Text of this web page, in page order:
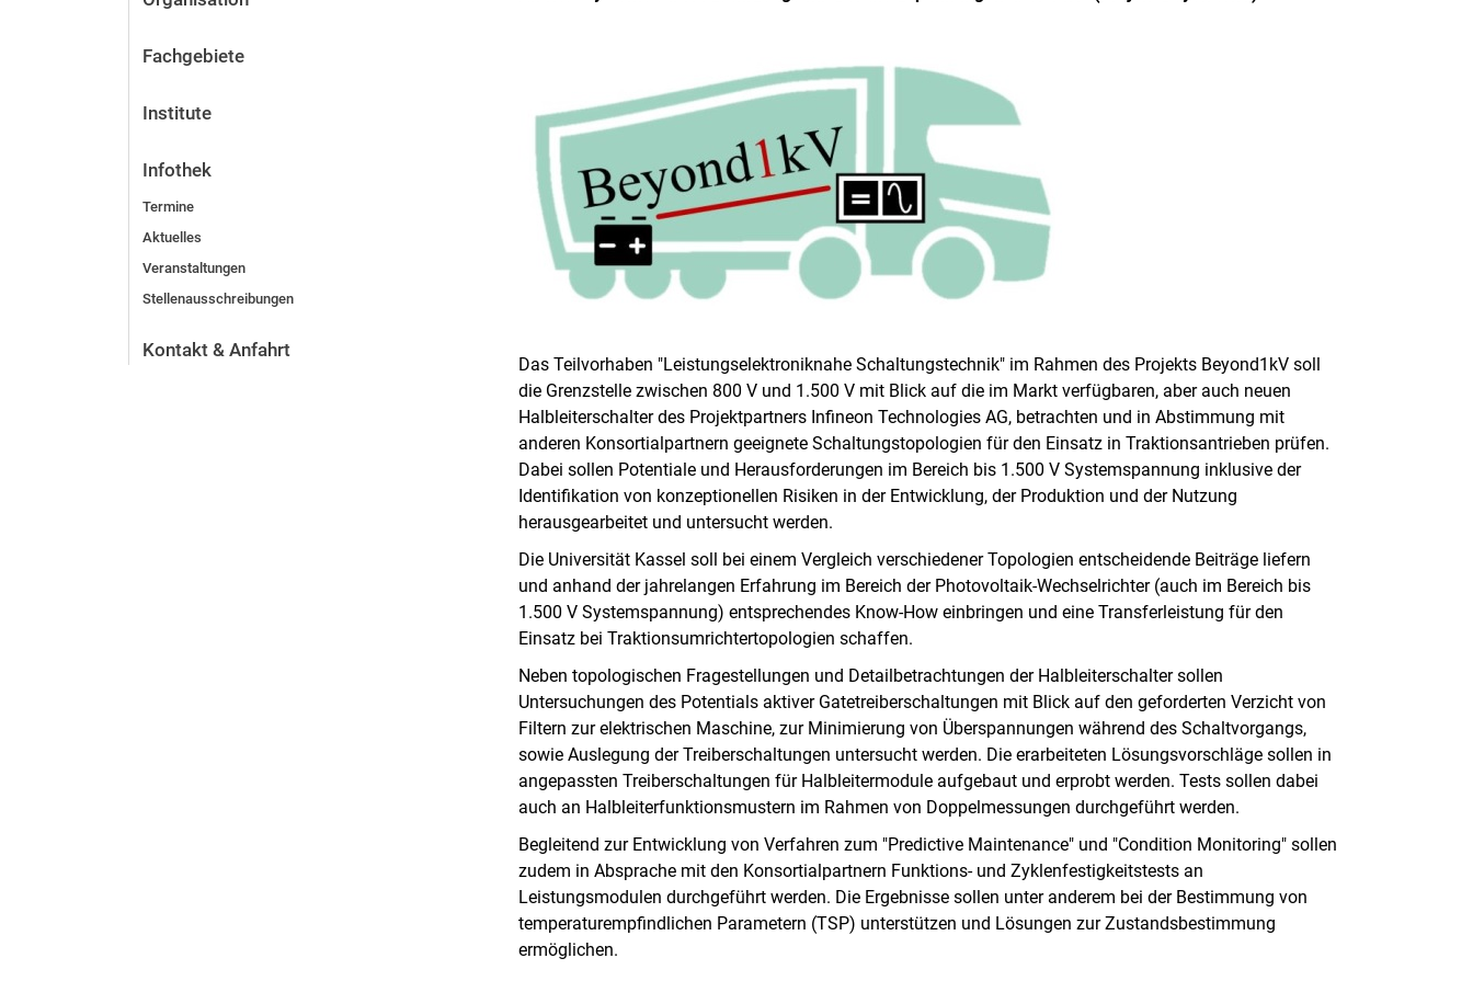
Fachgebiete
Institute
Infothek
Termine
Aktuelles
Veranstaltungen
Stellenausschreibungen
Kontakt & Anfahrt
Das Teilvorhaben "Leistungselektroniknahe Schaltungstechnik" im Rahmen des Projekts Beyond1kV soll
die Grenzstelle zwischen 800 V und 1.500 V mit Blick auf die im Markt verfügbaren, aber auch neuen
Halbleiterschalter des Projektpartners Infineon Technologies AG, betrachten und in Abstimmung mit
anderen Konsortialpartnern geeignete Schaltungstopologien für den Einsatz in Traktionsantrieben prüfen.
Dabei sollen Potentiale und Herausforderungen im Bereich bis 1.500 V Systemspannung inklusive der
Identifikation von konzeptionellen Risiken in der Entwicklung, der Produktion und der Nutzung
herausgearbeitet und untersucht werden.
Die Universität Kassel soll bei einem Vergleich verschiedener Topologien entscheidende Beiträge liefern
und anhand der jahrelangen Erfahrung im Bereich der Photovoltaik-Wechselrichter (auch im Bereich bis
1.500 V Systemspannung) entsprechendes Know-How einbringen und eine Transferleistung für den
Einsatz bei Traktionsumrichtertopologien schaffen.
Neben topologischen Fragestellungen und Detailbetrachtungen der Halbleiterschalter sollen
Untersuchungen des Potentials aktiver Gatetreiberschaltungen mit Blick auf den geforderten Verzicht von
Filtern zur elektrischen Maschine, zur Minimierung von Überspannungen während des Schaltvorgangs,
sowie Auslegung der Treiberschaltungen untersucht werden. Die erarbeiteten Lösungsvorschläge sollen in
angepassten Treiberschaltungen für Halbleitermodule aufgebaut und erprobt werden. Tests sollen dabei
auch an Halbleiterfunktionsmustern im Rahmen von Doppelmessungen durchgeführt werden.
Begleitend zur Entwicklung von Verfahren zum "Predictive Maintenance" und "Condition Monitoring" sollen
zudem in Absprache mit den Konsortialpartnern Funktions- und Zyklenfestigkeitstests an
Leistungsmodulen durchgeführt werden. Die Ergebnisse sollen unter anderem bei der Bestimmung von
temperaturempfindlichen Parametern (TSP) unterstützen und Lösungen zur Zustandsbestimmung
ermöglichen.